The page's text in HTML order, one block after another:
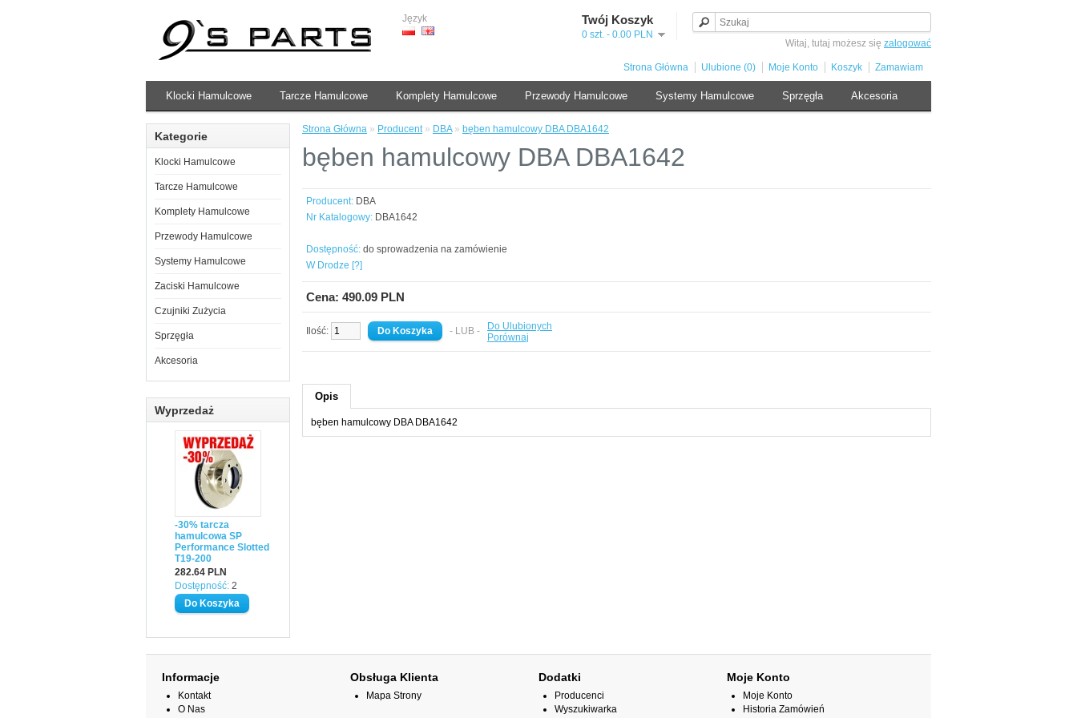
Język Twój Koszyk
0 szt. - 0.00 PLN
Witaj, tutaj możesz się zalogować
Strona Główna Ulubione (0) Moje Konto Koszyk Zamawiam
Klocki Hamulcowe Tarcze Hamulcowe Komplety Hamulcowe Przewody Hamulcowe Systemy Hamulcowe Sprzęgła Akcesoria
Kategorie
Klocki Hamulcowe
Tarcze Hamulcowe
Komplety Hamulcowe
Przewody Hamulcowe
Systemy Hamulcowe
Zaciski Hamulcowe
Czujniki Zużycia
Sprzęgła
Akcesoria
Wyprzedaż
-30% tarcza
hamulcowa SP
Performance Slotted
T19-200
282.64 PLN
Dostępność: 2
Strona Główna » Producent» DBA» bęben hamulcowy DBA DBA1642
bęben hamulcowy DBA DBA1642
Producent: DBA
Nr Katalogowy: DBA1642
Dostępność: do sprowadzenia na zamówienie
W Drodze [?]
Cena: 490.09 PLN
Ilość: - LUB -
Do Ulubionych
Porównaj
Opis
bęben hamulcowy DBA DBA1642
Informacje
Kontakt
O Nas
Obsługa Klienta
Mapa Strony
Dodatki
Producenci
Wyszukiwarka
Moje Konto
Moje Konto
Historia Zamówień